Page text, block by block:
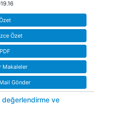
Özet
Makaleler
Gönder
değerlendirme ve